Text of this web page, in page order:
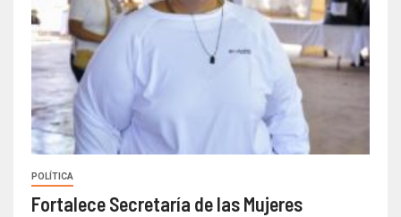
POLÍTICA
Fortalece Secretaría de las Mujeres